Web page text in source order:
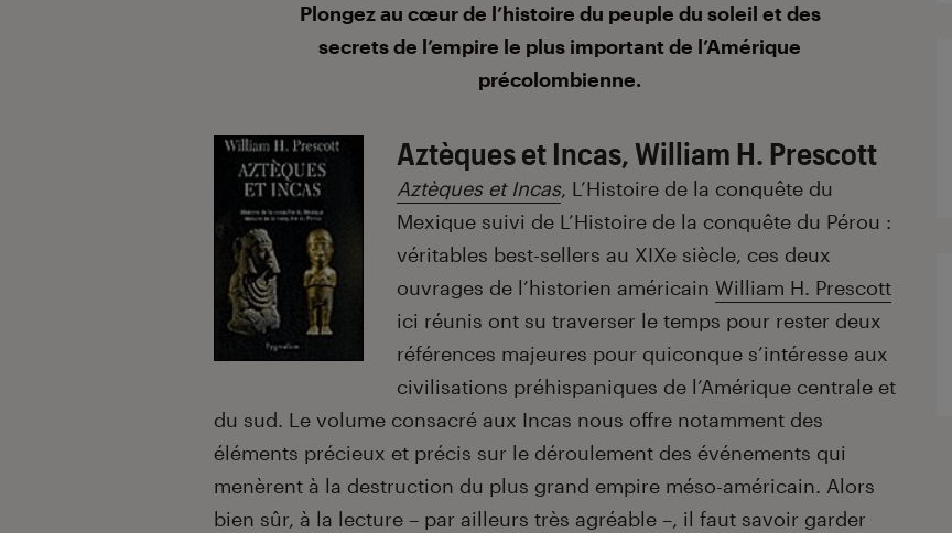
Plongez au cœur de l’histoire du peuple du soleil et des
secrets de l’empire le plus important de l’Amérique
précolombienne.
Aztèques et Incas, William H. Prescott
Aztèques et Incas, L’Histoire de la conquête du
Mexique suivi de L’Histoire de la conquête du Pérou :
véritables best-sellers au XIXe siècle, ces deux
ouvrages de l’historien américain William H. Prescott
ici réunis ont su traverser le temps pour rester deux
références majeures pour quiconque s’intéresse aux
civilisations préhispaniques de l’Amérique centrale et
du sud. Le volume consacré aux Incas nous offre notamment des
éléments précieux et précis sur le déroulement des événements qui
menèrent à la destruction du plus grand empire méso-américain. Alors
bien sûr, à la lecture – par ailleurs très agréable –, il faut savoir garder